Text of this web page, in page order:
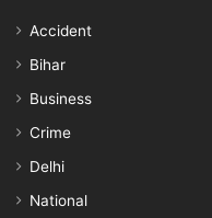
Accident
Bihar
Business
Crime
Delhi
National